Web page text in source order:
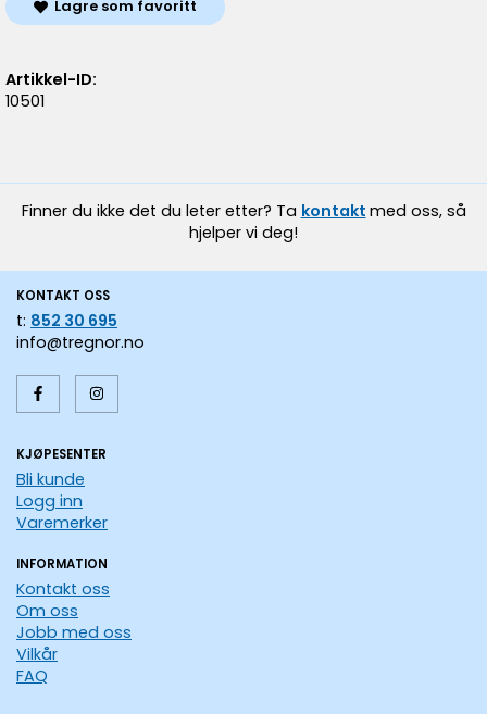
Lagre som favoritt
Artikkel-ID:
10501
Finner du ikke det du leter etter? Ta kontakt med oss, så
hjelper vi deg!
KONTAKT OSS
t: 852 30 695
info@tregnor.no
KJØPESENTER
Bli kunde
Logg inn
Varemerker
INFORMATION
Kontakt oss
Om oss
Jobb med oss
Vilkår
FAQ